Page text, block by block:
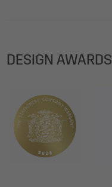
DESIGN AWARDS